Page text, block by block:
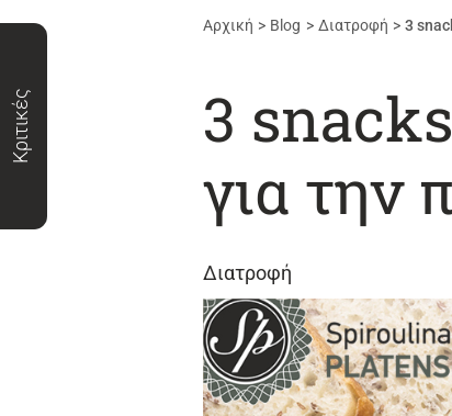
Κριτικές
Αρχική Blog Διατροφή 3
3
για την
Διατροφή